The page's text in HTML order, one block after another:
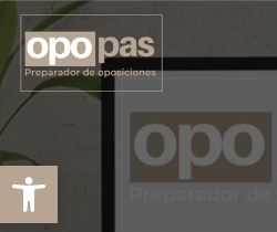
Abrir barra de